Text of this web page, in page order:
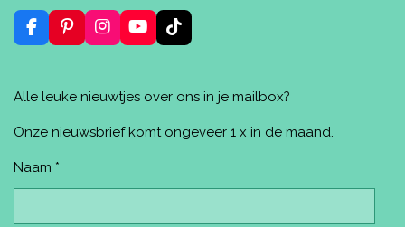
n
F
a
b
o
P
i
e
e
I
n
a
r
Y
o
u
e
T
i
o
Alle leuke nieuwtjes over ons in je mailbox?
Onze nieuwsbrief komt ongeveer 1 x in de maand.
Naam *